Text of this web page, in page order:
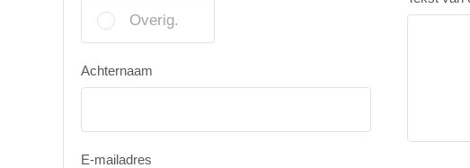
Overig.
Achternaam
E-mailadres